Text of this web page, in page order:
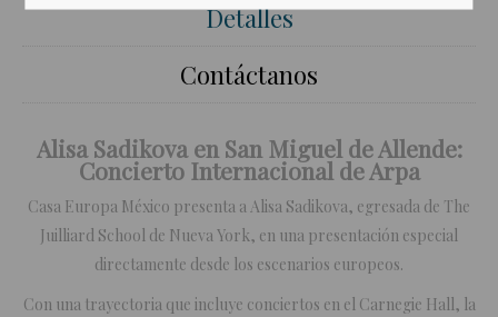
Detalles
Contáctanos
Alisa Sadikova en San Miguel de Allende:
Concierto Internacional de Arpa
Casa Europa México presenta a Alisa Sadikova, egresada de The
Juilliard School de Nueva York, en una presentación especial
directamente desde los escenarios europeos.
Con una trayectoria que incluye conciertos en el Carnegie Hall, la